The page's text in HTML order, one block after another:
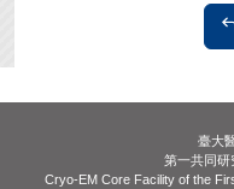
臺大
第一共同研
Cryo-EM Core Facility of the